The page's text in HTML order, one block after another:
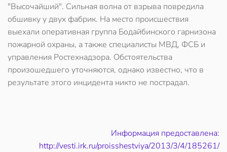
"Высочайший". Сильная волна от взрыва повредила
обшивку у двух фабрик. На место происшествия
выехали оперативная группа Бодайбинского гарнизона
пожарной охраны, а также специалисты МВД, ФСБ и
управления Ростехнадзора. Обстоятельства
произошедшего уточняются, однако известно, что в
результате этого инцидента никто не пострадал.
Информация предоставлена:
http://vesti.irk.ru/proisshestviya/2013/3/4/185261/